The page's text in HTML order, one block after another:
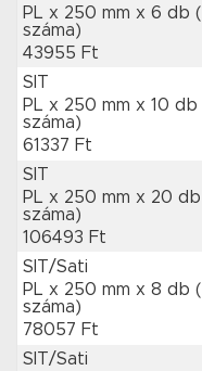
PL x 250 mm x 6 db
száma)
43955 Ft
SIT
PL x 250 mm x 10 db
száma)
61337 Ft
SIT
PL x 250 mm x 20 db
száma)
106493 Ft
SIT/Sati
PL x 250 mm x 8 db
száma)
78057 Ft
SIT/Sati